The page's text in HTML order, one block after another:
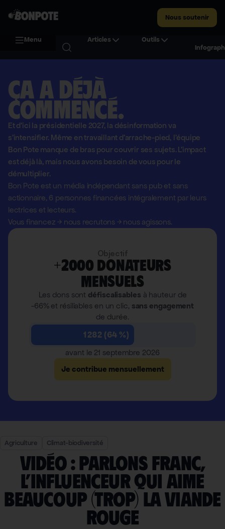
Nous soutenir
Menu Articles
Outils
Ça a déjà
commencé.
Et d'ici la présidentielle 2027, la désinformation va
s'intensifier. Même en travaillant d'arrache-pied, l'équipe
Bon Pote manque de bras pour couvrir ses sujets. L'impact
est déjà là, mais nous avons besoin de vous pour le
démultiplier.
Bon Pote est un média indépendant sans pub et sans
actionnaire, 6 personnes financées intégralement par leurs
lectrices et lecteurs.
Vous financez→ nous recrutons →nous agissons.
+2000 donateurs
mensuels
Les dons sont défiscalisables à hauteur de
-66% et résiliables en un clic, sans engagement
de durée.
1 282 (64 %)
avant le 21 septembre 2026
Je contribue mensuellement
Agriculture Climat-biodiversité
Vidéo : Parlons Franc,
l’influenceur qui aime
beaucoup (trop) la viande
rouge